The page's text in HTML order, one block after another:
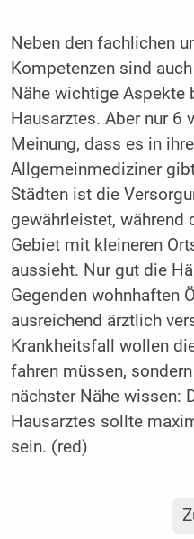
Neben den fachlichen
Kompetenzen sind
Nähe wichtige Aspekte
Hausarztes. Aber nur 6
Meinung, dass es in
Allgemeinmediziner
Städten ist die
gewährleistet, während
Gebiet mit kleineren
aussieht. Nur gut die
Gegenden wohnhaften
ausreichend ärztlich
Krankheitsfall wollen
fahren müssen,
nächster Nähe wissen:
Hausarztes sollte
sein. (red)